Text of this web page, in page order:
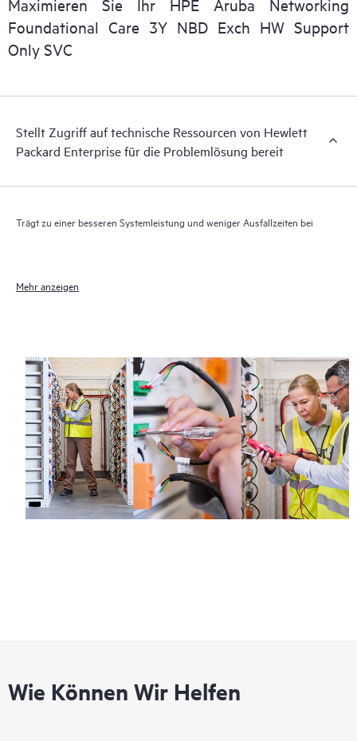
Darüber hinaus bietet HPE Foundation Care Exchange
elektronischen Zugriff auf zugehörige Produkt- und
Supportinformationen, sodass jeder Ihrer IT-Mitarbeiter
kann.
Maximieren Sie Ihr HPE Aruba Networking
Foundational Care 3Y NBD Exch HW Support
Only SVC
Stellt Zugriff auf technische Ressourcen von Hewlett
Packard Enterprise für die Problemlösung bereit
Trägt zu einer besseren Systemleistung und weniger Ausfallzeiten bei
Mehr anzeigen
Wie Können Wir Helfen